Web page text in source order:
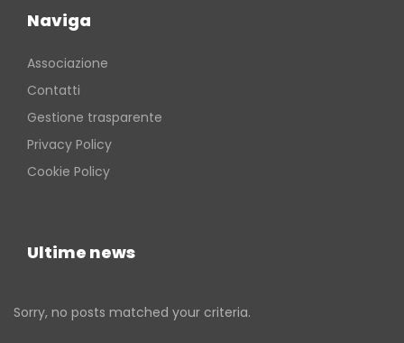
Naviga
Associazione
Contatti
Gestione trasparente
Privacy Policy
Cookie Policy
Ultime news
Sorry, no posts matched your criteria.